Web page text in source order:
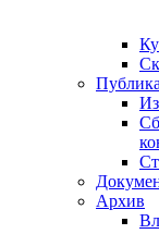
Архив